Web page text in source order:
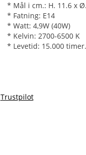
* Mål i cm.: H. 11.6 x
* Fatning: E14
* Watt: 4,9W (40W)
* Kelvin: 2700-6500 K
Trustpilot